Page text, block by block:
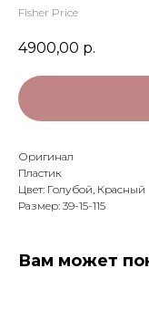
Fisher Price
4900,00 р.
Оригинал
Пластик
Цвет: Голубой, Красный
Размер: 39-15-115
Вам может